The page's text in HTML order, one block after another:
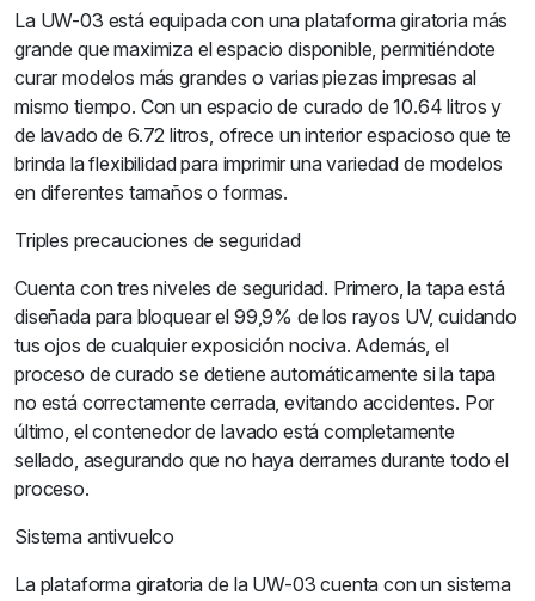
La UW-03 está equipada con una plataforma giratoria más
grande que maximiza el espacio disponible, permitiéndote
curar modelos más grandes o varias piezas impresas al
mismo tiempo. Con un espacio de curado de 10.64 litros y
de lavado de 6.72 litros, ofrece un interior espacioso que te
brinda la flexibilidad para imprimir una variedad de modelos
en diferentes tamaños o formas.
Triples precauciones de seguridad
Cuenta con tres niveles de seguridad. Primero, la tapa está
diseñada para bloquear el 99,9% de los rayos UV, cuidando
tus ojos de cualquier exposición nociva. Además, el
proceso de curado se detiene automáticamente si la tapa
no está correctamente cerrada, evitando accidentes. Por
último, el contenedor de lavado está completamente
sellado, asegurando que no haya derrames durante todo el
proceso.
Sistema antivuelco
La plataforma giratoria de la UW-03 cuenta con un sistema